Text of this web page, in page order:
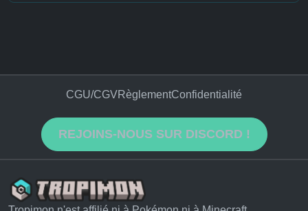
CGU/CGVRèglementConfidentialité
REJOINS-NOUS SUR DISCORD !